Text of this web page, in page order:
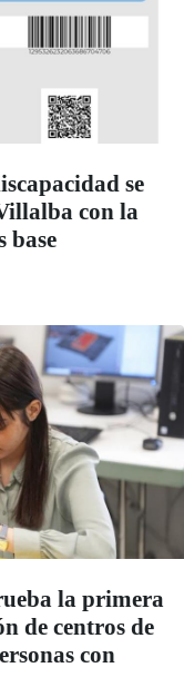
se
con la
base
la primera
de centros de
con